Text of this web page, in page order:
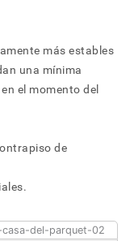
más estables
una mínima
el momento del
de